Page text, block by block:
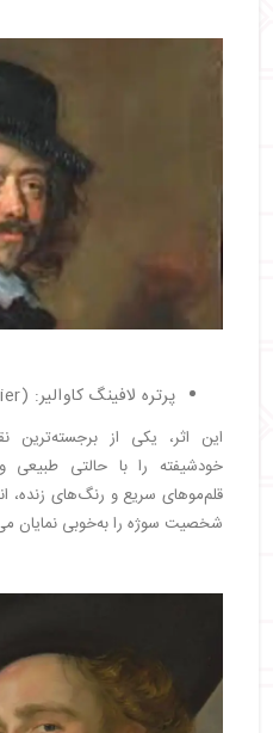
پرتره لافینگ کاوالیر: (Laughing Cavalier)
این اثر، یکی از
خودشیفته را با حالتی
قلم‌موهای سریع و رنگ‌های زنده،
شخصیت سوژه را به‌خوبی نمایان